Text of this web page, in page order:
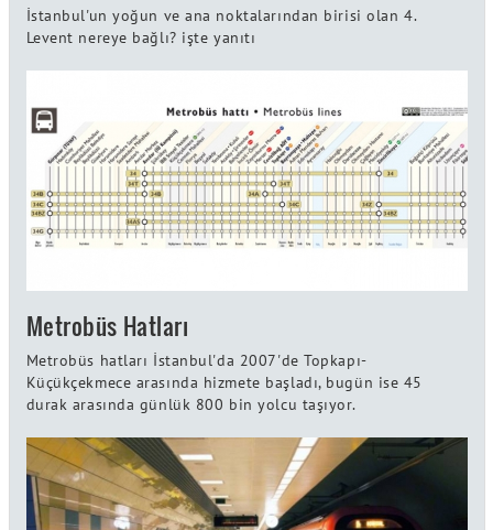
İstanbul'un yoğun ve ana noktalarından birisi olan 4.
Levent nereye bağlı? işte yanıtı
Metrobüs Hatları
Metrobüs hatları İstanbul'da 2007'de Topkapı-
Küçükçekmece arasında hizmete başladı, bugün ise 45
durak arasında günlük 800 bin yolcu taşıyor.